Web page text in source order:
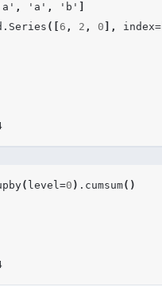
, 'a' , 'b'
. Series ([ 6 , 2 , 0 ], index=
( level=0 ) . cumsum()